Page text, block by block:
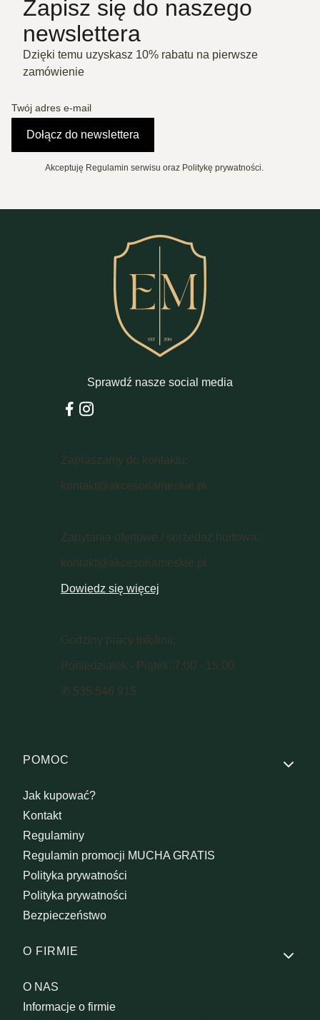
Zapisz się do naszego
newslettera
Dzięki temu uzyskasz 10% rabatu na pierwsze
zamówienie
Twój adres e-mail
Dołącz do newslettera
Akceptuję Regulamin serwisu oraz Politykę prywatności.
Sprawdź nasze social media
Zapraszamy do kontaktu:
kontakt@akcesoriameskie.pl
Zapytania ofertowe / sprzedaż hurtowa:
kontakt@akcesoriameskie.pl
Dowiedz się więcej
Godziny pracy infolinii:
Poniedziałek - Piątek: 7:00 - 15:00
✆ 535 546 915
Linki w stopce
POMOC
Jak kupować?
Kontakt
Regulaminy
Regulamin promocji MUCHA GRATIS
Polityka prywatności
Polityka prywatności
Bezpieczeństwo
O FIRMIE
O NAS
Informacje o firmie